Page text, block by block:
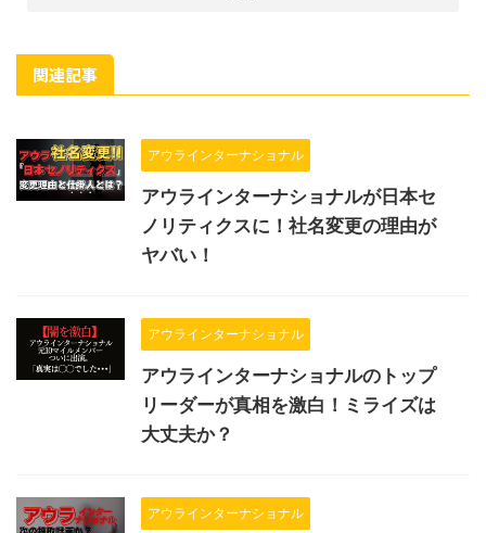
関連記事
アウラインターナショナル
アウラインターナショナルが日本セ
ノリティクスに！社名変更の理由が
ヤバい！
アウラインターナショナル
アウラインターナショナルのトップ
リーダーが真相を激白！ミライズは
大丈夫か？
アウラインターナショナル